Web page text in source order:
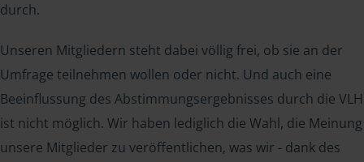
durch.
Unseren Mitgliedern steht dabei völlig frei, ob sie an der
Umfrage teilnehmen wollen oder nicht. Und auch eine
Beeinflussung des Abstimmungsergebnisses durch die VLH
ist nicht möglich. Wir haben lediglich die Wahl, die Meinung
unsere Mitglieder zu veröffentlichen, was wir - dank des